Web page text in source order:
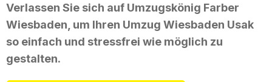
Verlassen Sie sich auf Umzugskönig Farber
Wiesbaden, um Ihren Umzug Wiesbaden Usak
so einfach und stressfrei wie möglich zu
gestalten.